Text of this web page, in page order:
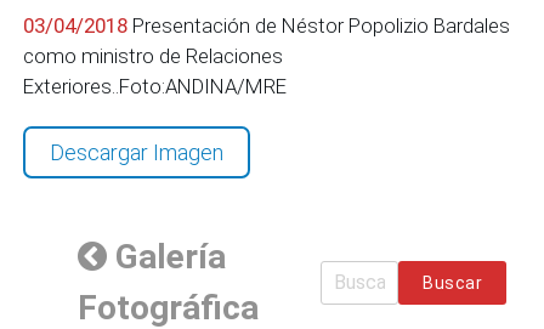
03/04/2018 Presentación de Néstor Popolizio Bardales
como ministro de Relaciones
Exteriores..Foto:ANDINA/MRE
Descargar Imagen
Galería
Fotográfica
Buscar